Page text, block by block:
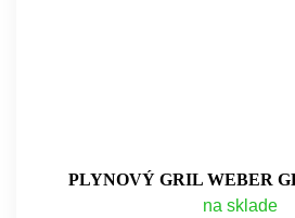
PLYNOVÝ GRIL WEBER
na sklade